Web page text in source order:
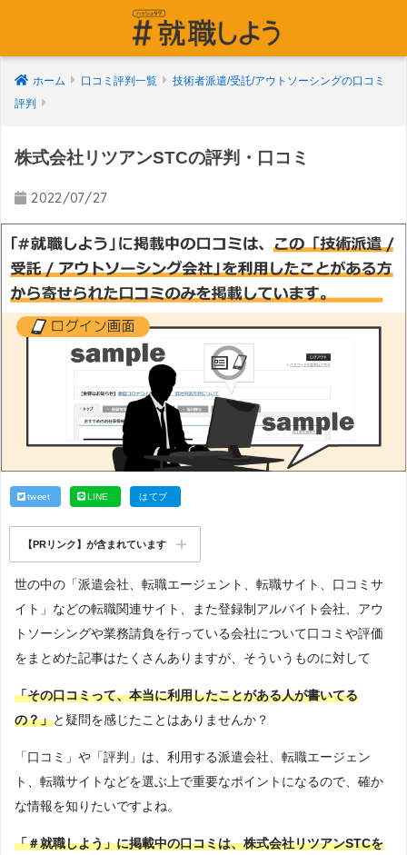
ホーム 口コミ評判一覧
技術者派遣/受託/アウトソーシングの口コミ
評判
株式会社リツアンSTCの評判・口コミ
2022/07/27
tweet LINE はてブ
【PRリンク】が含まれています
世の中の「派遣会社、転職エージェント、転職サイト、口コミサ
イト」などの転職関連サイト、また登録制アルバイト会社、アウ
トソーシングや業務請負を行っている会社について口コミや評価
をまとめた記事はたくさんありますが、そういうものに対して
「その口コミって、本当に利用したことがある人が書いてる
の？」と疑問を感じたことはありませんか？
「口コミ」や「評判」は、利用する派遣会社、転職エージェン
ト、転職サイトなどを選ぶ上で重要なポイントになるので、確か
な情報を知りたいですよね。
「＃就職しよう」に掲載中の口コミは、株式会社リツアンSTCを